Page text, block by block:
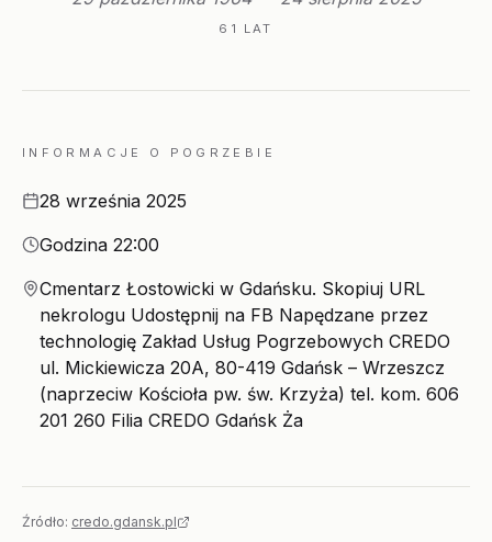
61 LAT
INFORMACJE O POGRZEBIE
Data28 września 2025
Godzina
Godzina 22:00
Miejsce
Cmentarz Łostowicki w Gdańsku. Skopiuj URL
nekrologu Udostępnij na FB Napędzane przez
technologię Zakład Usług Pogrzebowych CREDO
ul. Mickiewicza 20A, 80-419 Gdańsk – Wrzeszcz
(naprzeciw Kościoła pw. św. Krzyża) tel. kom. 606
201 260 Filia CREDO Gdańsk Ża
Źródło: credo.gdansk.pl